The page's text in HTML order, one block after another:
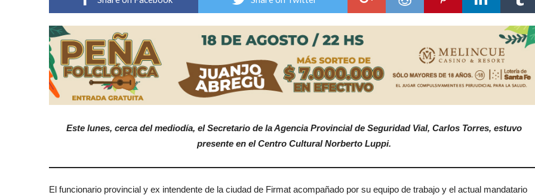
Este lunes, cerca del mediodía, el Secretario de la Agencia Provincial de Seguridad Vial, Carlos Torres, estuvo
presente en el Centro Cultural Norberto Luppi.
El funcionario provincial y ex intendente de la ciudad de Firmat acompañado por su equipo de trabajo y el actual mandatario